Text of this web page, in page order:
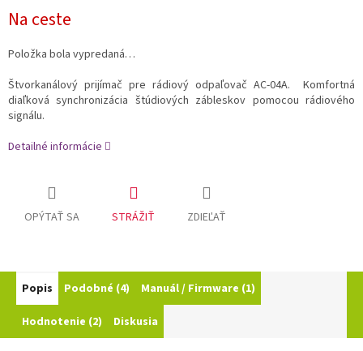
cena:
Na ceste
Položka bola vypredaná…
Štvorkanálový prijímač pre rádiový odpaľovač AC-04A. Komfortná
diaľková synchronizácia štúdiových zábleskov pomocou rádiového
signálu.
Detailné informácie
OPÝTAŤ SA STRÁŽIŤ ZDIEĽAŤ
Popis Podobné (4) Manuál / Firmware (1)
Hodnotenie (2) Diskusia